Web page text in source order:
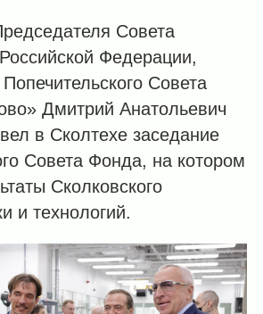
Совета
Федерации,
Совета
Дмитрий Анатольевич
в Сколтехе заседание
Совета Фонда, на котором
Сколковского
и технологий.